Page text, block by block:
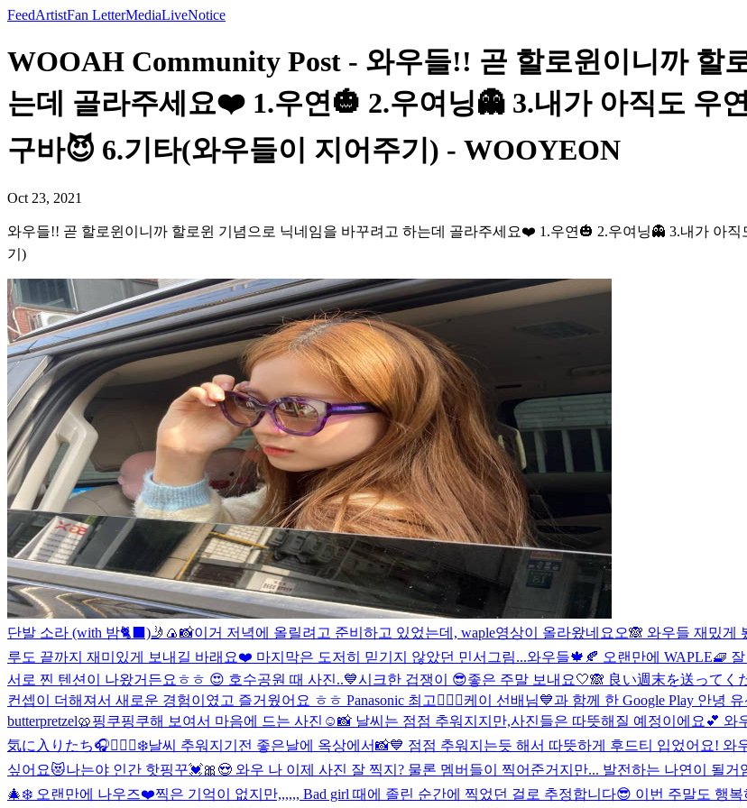
FeedArtistFan LetterMediaLiveNotice
WOOAH Community Post - 와우들!! 곧 할로윈이니까 할
는데 골라주세요❤️ 1.우연🎃 2.우여닝👻 3.내가 아직도 우
구바😈 6.기타(와우들이 지어주기) - WOOYEON
Oct 23, 2021
와우들!! 곧 할로윈이니까 할로윈 기념으로 닉네임을 바꾸려고 하는데 골라주세요❤️ 1.우연🎃 2.우여닝👻 3.내가 아
기)
단발 소라 (with 밤🐈‍⬛)🤳🍙📸이거 저녁에 올릴려고 준비하고 있었는데, waple영상이 올라왔네요오🙈 와우들 재밌
루도 끝까지 재미있게 보내길 바래요❤️ 마지막은 도저히 믿기지 않았던 민서그림...와우들🍁🍂 오랜만에 WAPLE🧇
서로 찐 텐션이 나왔거든요ㅎㅎ 😍 호수공원 때 사진..💙시크한 겁쟁이 😎좋은 주말 보내요🤍🙈 良い週末を送ってく
컨셉이 더해져서 새로운 경험이였고 즐거웠어요 ㅎㅎ Panasonic 최고👍🏻💓케이 선배님💙과 함께 한 Google Play 안녕
butterpretzel🥨핑쿠핑쿠해 보여서 마음에 드는 사진☺️📸 날씨는 점점 추워지지만,사진들은 따뜻해질 예정이에요💕 와
気に入りたち🎧🧘🏻‍♀️❄️날씨 추워지기전 좋은날에 옥상에서📸💙 점점 추워지는듯 해서 따뜻하게 후드티 입었어요!
싶어요😻나는야 인간 핫핑꾸💓🎀😍 와우 나 이제 사진 잘 찍지? 물론 멤버들이 찍어준거지만... 발전하는 나연이 될거
🎄❄️ 오랜만에 나우즈❤️찍은 기억이 없지만,,,,,, Bad girl 때에 졸린 순간에 찍었던 걸로 추정합니다😎 이번 주말도 행